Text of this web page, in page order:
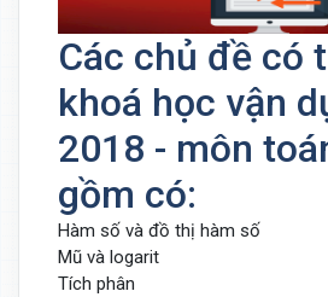
Các chủ đề có
khoá học vận
2018 - môn
gồm có:
Hàm số và đồ thị hàm số
Mũ và logarit
Tích phân